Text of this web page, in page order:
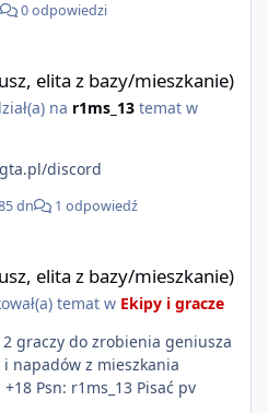
Wygodne pisanie własnych
Telegram —
0 odpowiedzi
elita z bazy/mieszkanie)
na r1ms_13temat w
discord
5 dn 1 odpowiedź
elita z bazy/mieszkanie)
temat w Ekipy i gracze
graczy do zrobienia geniusza
napadów z mieszkania
Psn: r1ms_13 Pisać pv